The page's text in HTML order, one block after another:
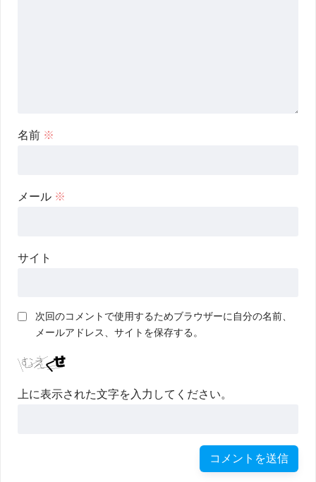
名前 ※
メール ※
サイト
次回のコメントで使用するためブラウザーに自分の名前、
メールアドレス、サイトを保存する。
上に表示された文字を入力してください。